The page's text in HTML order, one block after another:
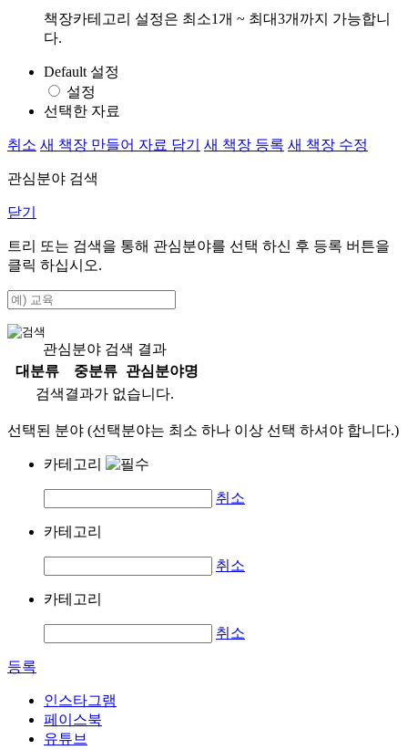
책장카테고리 설정은 최소1개 ~ 최대3개까지 가능합니
다.
Default 설정
설정
선택한 자료
취소 새 책장 만들어 자료 담기 새 책장 등록 새 책장 수정
관심분야 검색
닫기
트리 또는 검색을 통해 관심분야를 선택 하신 후 등록 버튼을
클릭 하십시오.
관심분야 검색 결과
대분류
중분류
관심분야명
검색결과가 없습니다.
선택된 분야 (선택분야는 최소 하나 이상 선택 하셔야 합니다.)
카테고리
취소
카테고리
취소
카테고리
취소
등록
인스타그램
페이스북
유튜브